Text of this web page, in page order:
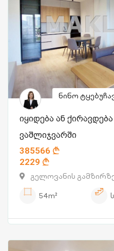
ნინო
იყიდება ან
ვაშლიჯვარში
385566
2229
გელოვანის
54m²